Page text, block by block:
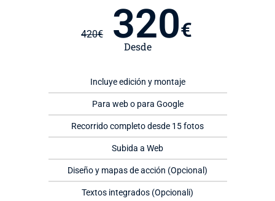
420€ 320€
Desde
Incluye edición y montaje
Para web o para Google
Recorrido completo desde 15 fotos
Subida a Web
Diseño y mapas de acción (Opcional)
Textos integrados (Opcionali)